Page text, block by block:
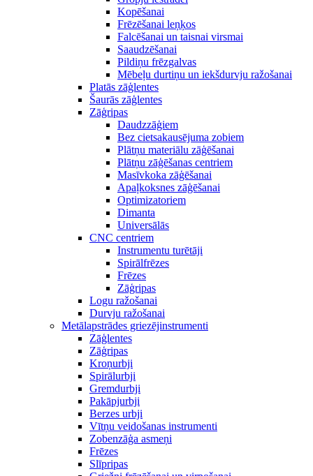
Kopēšanai
Frēzēšanai leņķos
Falcēšanai un taisnai virsmai
Saaudzēšanai
Pildiņu frēzgalvas
Mēbeļu durtiņu un iekšdurvju ražošanai
Platās zāģlentes
Šaurās zāģlentes
Zāģripas
Daudzzāģiem
Bez cietsakausējuma zobiem
Plātņu materiālu zāģēšanai
Plātņu zāģēšanas centriem
Masīvkoka zāģēšanai
Apaļkoksnes zāģēšanai
Optimizatoriem
Dimanta
Universālās
CNC centriem
Instrumentu turētāji
Spirālfrēzes
Frēzes
Zāģripas
Logu ražošanai
Durvju ražošanai
Metālapstrādes griezējinstrumenti
Zāģlentes
Zāģripas
Kroņurbji
Spirālurbji
Gremdurbji
Pakāpjurbji
Berzes urbji
Vītņu veidošanas instrumenti
Zobenzāģa asmeņi
Frēzes
Slīpripas